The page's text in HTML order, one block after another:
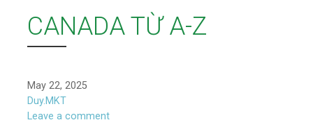
CANADA TỪ A-Z
May 22, 2025
Duy.MKT
Leave a comment